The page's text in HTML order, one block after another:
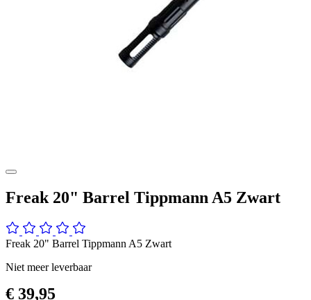
Freak 20" Barrel Tippmann A5 Zwart
Freak 20" Barrel Tippmann A5 Zwart
Niet meer leverbaar
€ 39,95